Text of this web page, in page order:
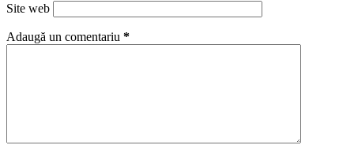
Site web
Adaugă un comentariu *